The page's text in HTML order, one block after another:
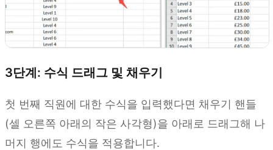
3단계: 수식 드래그 및 채우기
첫 번째 직원에 대한 수식을 입력했다면 채우기 핸들
(셀 오른쪽 아래의 작은 사각형)을 아래로 드래그해 나
머지 행에도 수식을 적용합니다.